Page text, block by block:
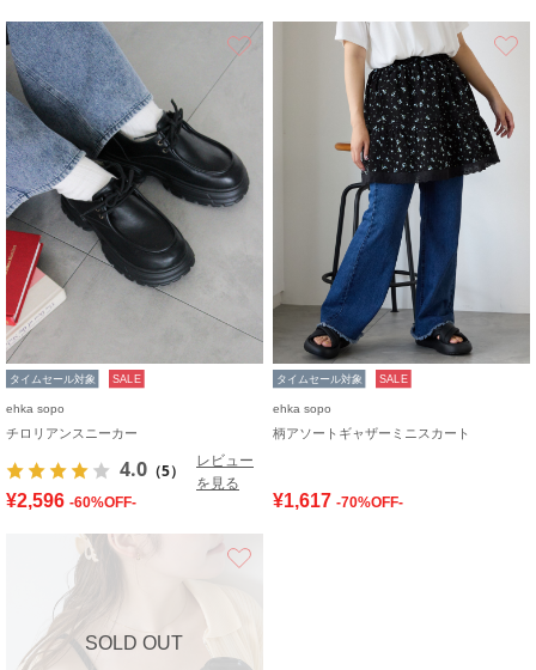
タイムセール対象 SALE
ehka sopo
チロリアンスニーカー
4.0 （5）
レビュー
を見る
¥2,596 -60%OFF-
タイムセール対象 SALE
ehka sopo
柄アソートギャザーミニスカート
¥1,617 -70%OFF-
SOLD OUT